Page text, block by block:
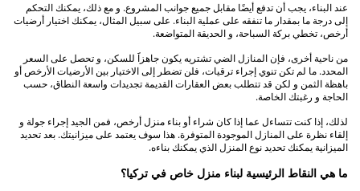
عند البناء، يجب أن تدفع أيضًا مقابل جميع جوانب المشروع. و مع ذلك، يمكنك التحكم
إلى درجة ما بمقدار ما تنفقه على عملية البناء. على سبيل المثال، يمكنك اختيار أرضيات
أرخص، تخطي بركة السباحة، و الحديقة المتواضعة.
من ناحية أخرى، فإن المنازل الضي تشتريه يكون جاهزاََ للسكن، و تحصل على السعر
المحدد. ما لم تكن تنوي إجراء ترقيات، فلن تضطر إلى الاختيار بين الأرضيات الأرخص أو
باهظة الثمن و لكن قد تتطلب بعض العقارات القديمة تجديدات واسعة النطاق، حسب
الحاجة و رغبتك الخاصة.
لذلك، إذا كنت تتساءل عما إذا كان شراء أو بناء منزل أرخص، فمن الجيد إجراء جولة و
إلقاء نظرة على المنازل الموجودة المتوفرة. هذا سوف يعتمد على ميزانيتك. بعد تحديد
الميزانية يمكنك تحديد نوع المنزل الذي يمكنك بناءه.
ما هي النقاط الرئيسية لبناء منزل خاص في تركيا؟